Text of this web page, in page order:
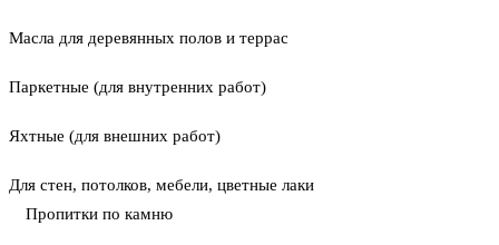
Масла для деревянных полов и террас
Паркетные (для внутренних работ)
Яхтные (для внешних работ)
Для стен, потолков, мебели, цветные лаки
Пропитки по камню